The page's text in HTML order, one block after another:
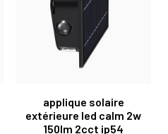
applique solaire
extérieure led calm 2w
150lm 2cct ip54